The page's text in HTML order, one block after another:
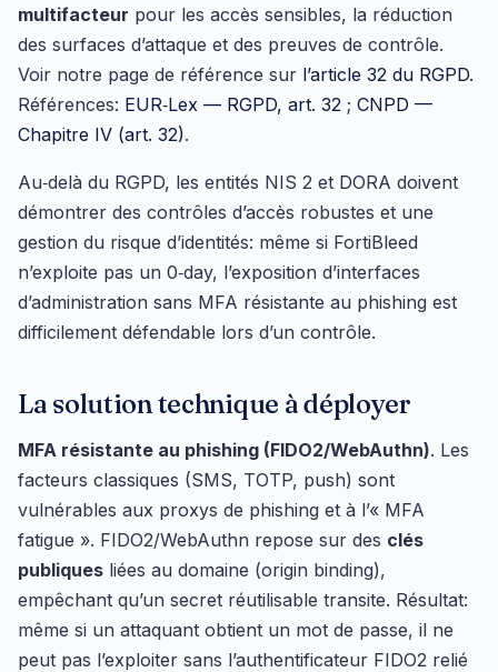
multifacteur pour les accès sensibles, la réduction
des surfaces d’attaque et des preuves de contrôle.
Voir notre page de référence sur l’article 32 du RGPD.
Références: EUR‑Lex — RGPD, art. 32 ; CNPD —
Chapitre IV (art. 32).
Au‑delà du RGPD, les entités NIS 2 et DORA doivent
démontrer des contrôles d’accès robustes et une
gestion du risque d’identités: même si FortiBleed
n’exploite pas un 0‑day, l’exposition d’interfaces
d’administration sans MFA résistante au phishing est
difficilement défendable lors d’un contrôle.
La solution technique à déployer
MFA résistante au phishing (FIDO2/WebAuthn). Les
facteurs classiques (SMS, TOTP, push) sont
vulnérables aux proxys de phishing et à l’« MFA
fatigue ». FIDO2/WebAuthn repose sur des clés
publiques liées au domaine (origin binding),
empêchant qu’un secret réutilisable transite. Résultat:
même si un attaquant obtient un mot de passe, il ne
peut pas l’exploiter sans l’authentificateur FIDO2 relié